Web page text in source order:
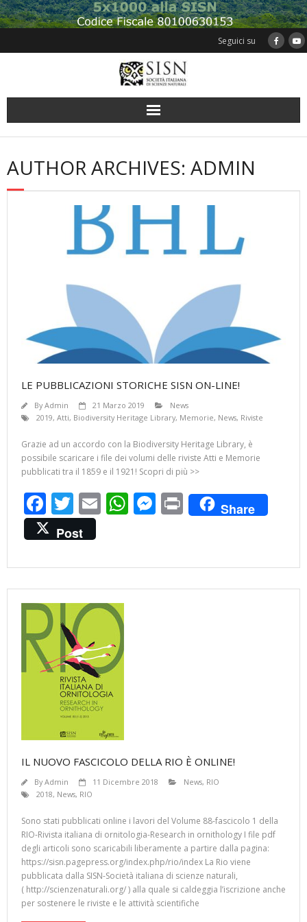
Skip
to
Seguici su
AUTHOR ARCHIVES: ADMIN
LE PUBBLICAZIONI STORICHE SISN ON-LINE!
ByAdmin 21 Marzo 2019
News
2019, Atti, Biodiversity Heritage Library, Memorie, News, Riviste
Grazie ad un accordo con la Biodiversity Heritage Library, è
possibile scaricare i file dei volumi delle riviste Atti e Memorie
pubblicati tra il 1859 e il 1921! Scopri di più >>
F
ac
e
b
o
o
k
T
w
itt
er
E
l
W
s
A
M
e
n
Pr
in
Share
Post
IL NUOVO FASCICOLO DELLA RIO È ONLINE!
ByAdmin 11 Dicembre 2018 News, RIO
2018, News, RIO
Sono stati pubblicati online i lavori del Volume 88-fascicolo 1 della
RIO-Rivista italiana di ornitologia-Research in ornithology I file pdf
degli articoli sono scaricabili liberamente a partire dalla pagina:
https://sisn.pagepress.org/index.php/rio/index La Rio viene
pubblicata dalla SISN-Società italiana di scienze naturali,
( http://scienzenaturali.org/ ) alla quale si caldeggia l’iscrizione anche
per sostenere le riviste e le attività scientifiche